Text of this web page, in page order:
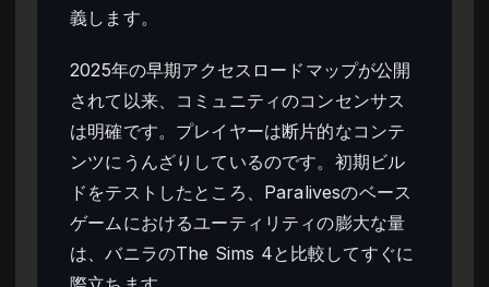
義します。
2025年の早期アクセスロードマップが公開
されて以来、コミュニティのコンセンサス
は明確です。プレイヤーは断片的なコンテ
ンツにうんざりしているのです。初期ビル
ドをテストしたところ、Paralivesのベース
ゲームにおけるユーティリティの膨大な量
は、バニラのThe Sims 4と比較してすぐに